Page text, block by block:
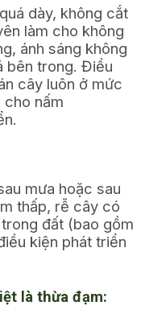
dày, không cắt
làm cho không
ánh sáng không
bên trong. Điều
cây luôn ở mức
nấm
mưa hoặc sau
thấp, rễ cây có
đất (bao gồm
kiện phát triển
là thừa đạm: